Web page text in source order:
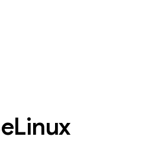
Linux